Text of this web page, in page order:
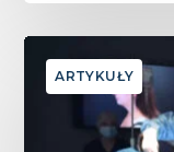
ARTYKUŁY